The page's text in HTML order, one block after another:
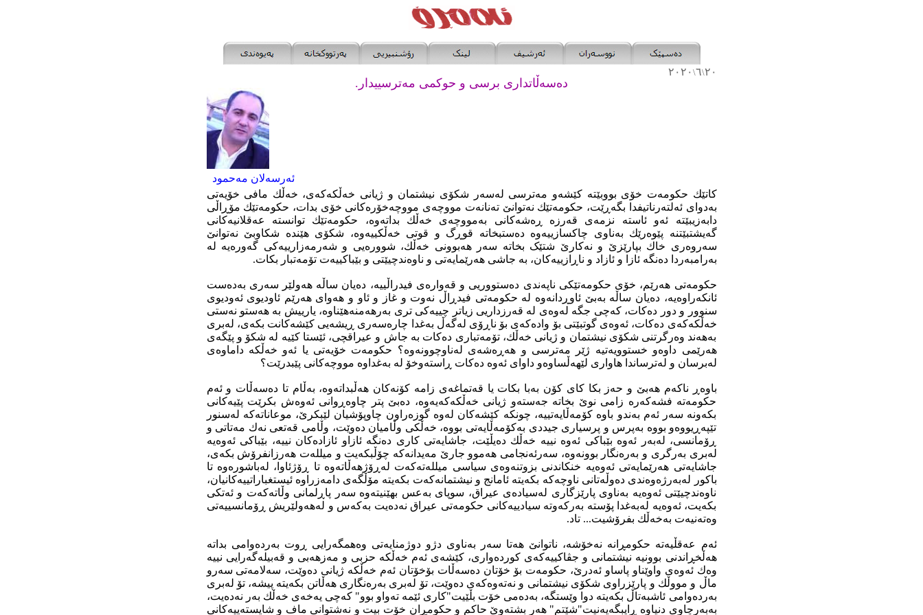
٢٠\٦\ ٢٠٢٠
دەسەڵاتداری برسی و حوكمی مەترسییدار.
ئەرسەلان مەحمود
كاتێك حكومەت خۆی بووبێتە كێشەو مەترسی لەسەر شكۆی نیشتمان و ژیانی خەڵكەكەی، خەڵك مافی خۆیەتی
بەدوای ئەلتەرناتیفدا بگەڕێت، حكومەتێك نەتوانێ‌ تەنانەت مووچەی مووچەخۆرەكانی خۆی بدات، حكومەتێك مۆڕاڵی
دابەزیبێتە ئەو ئاستە نزمەی قەرزە ڕەشەكانی بەمووچەی خەڵك بداتەوە، حكومەتێك توانستە عەقلانیەكانی
گەیشتبێتنە پێوەرێك بەناوی چاكسازییەوە دەستبخاتە قوڕگ و قوتی خەڵكییەوە، شكۆی هێندە شكاوبێ‌ نەتوانێ‌
سەروەری خاك بپارێزێ‌ و نەكارێ‌ شتێک بخاتە سەر هەبوونی خەڵك، شوورەیی و شەرمەزارییەكی گەورەیە لە
بەرامبەردا دەنگە ئازا و ئازاد و ناڕازییەكان، بە جاشی هەرێمایەتی و ناوەندچیێتی و بێباكییەت تۆمەتبار بكات.
حكومەتی هەرێم، خۆی حكومەتێكی ناپەندی دەستووریی و قەوارەی فیدراڵییە، دەیان ساڵە هەولێر سەری بەدەست
ئانكەراوەیە، دەیان ساڵە بەبێ‌ ئاوڕدانەوە لە حكومەتی فیدڕاڵ نەوت و غاز و ئاو و هەوای هەرێم ئاودیوی ئەودیوی
سنوور و دور دەكات، كەچی جگە لەوەی لە قەرزداریی زیاتر چییەكی تری بەرهەمنەهێناوە، یارییش بە هەستو نەستی
خەڵكەكەی دەكات، ئەوەی گوتبێتی بۆ وادەكەی بۆ ناڕۆی لەگەڵ بەغدا چارەسەری ڕیشەیی كێشەكانت بكەی، لەبری
بەهەند وەرگرتنی شكۆی نیشتمان و ژیانی خەڵك، تۆمەتباری دەكات بە جاش و عیراقچی، ئێستا كێیە لە شكۆ و پێگەی
هەرێمی داوەو خستوویەتیە ژێر مەترسی و هەڕەشەی لەناوچوونەوە؟ حكومەت خۆیەتی یا ئەو خەڵكە داماوەی
لەبرسان و لەترساندا هاواری لێهەڵساوەو داوای ئەوە دەكات ڕاستەوخۆ لە بەغداوە مووچەكانی پێبدرێت؟
باوەڕ ناكەم هەبێ‌ و حەز بكا كای كۆن بەبا بكات یا قەتماغەی زامە كۆنەكان هەڵبداتەوە، بەڵام تا دەسەڵات و ئەم
حكومەتە فشەكەرە زامی نوێ‌ بخاتە جەستەو ژیانی خەڵكەكەیەوە، دەبێ‌ پتر چاوەڕوانی ئەوەش بكرێت پێیەكانی
بكەونە سەر ئەم بەندو باوە كۆمەڵایەتییە، چونكە كێشەكان لەوە گوزەراون چاوپۆشیان لێبكرێ‌، موعاناتەكە لەسنور
تێپەڕیووەو بووە بەپرس و پرسیاری جیددی بەكۆمەڵایەتی بووە، خەڵكی وڵامیان دەوێت، وڵامی قەتعی نەك مەتاتی و
ڕۆمانسی، لەبەر ئەوە بێباكی ئەوە نییە خەڵك دەیڵێت، جاشایەتی كاری دەنگە ئازاو ئازادەكان نییە، بێباكی ئەوەیە
لەبری بەرگری و بەرەنگار بوونەوە، سەرئەنجامی هەموو جارێ‌ مەیدانەكە چۆڵبكەیت و میللەت هەرزانفرۆش بكەی،
جاشایەتی هەرێمایەتی ئەوەیە خنكاندنی بزوتنەوەی سیاسی میللەتەكەت لەڕۆژهەڵاتەوە تا ڕۆژئاوا، لەباشورەوە تا
باكور لەبەرژەوەندی دەوڵەتانی ناوچەكە بكەیتە ئامانج و نیشتمانەكەت بكەیتە مۆڵگەی دامەزراوە ئیستغباراتییەكانیان،
ناوەندچیێتی ئەوەیە بەناوی پارێزگاری لەسیادەی عیراق، سوپای بەعس بهێنیتەوە سەر پاڕلمانی وڵاتەكەت و ئەتكی
بكەیت، ئەوەیە لەبەغدا پۆستە بەركەوتە سیادییەكانی حكومەتی عیراق نەدەیت بەكەس و لەهەولێریش ڕۆمانسییەتی
وەتەنیەت بەخەڵك بفرۆشیت... تاد.
ئەم عەقڵیەتە حكومڕانە نەخۆشە، ناتوانێ‌ هەتا سەر بەناوی دژو دوژمنایەتی وەهمگەرایی ڕوت بەردەوامی بداتە
هەڵخڕاندنی بوونیە نیشتمانی و جڤاكییەكەی كوردەواری، كێشەی ئەم خەڵكە حزبی و مەزهەبی و قەبیلەگەرایی نییە
وەك ئەوەی واوێناو پاساو ئەدرێ‌، حكومەت بۆ خۆتان دەسەڵات بۆخۆتان ئەم خەڵكە ژیانی دەوێت، سەلامەتی سەرو
ماڵ و مووڵك و پارێزراوی شكۆی نیشتمانی و نەتەوەكەی دەوێت، تۆ لەبری بەرەنگاری هەڵاتن بكەیتە پیشە، تۆ لەبری
بەردەوامی ئاشبەتاڵ بكەیتە دوا وێستگە، بەدەمی خۆت بڵێیت"كاری ئێمە تەواو بوو" كەچی یەخەی خەڵك بەر نەدەیت،
بەبەرچاوی دنیاوە ڕایبگەیەنیت"شێتم" هەر بشتەوێ‌ حاكم و حكومڕان خۆت بیت و نەشتوانی ماف و شایستەییەكانی